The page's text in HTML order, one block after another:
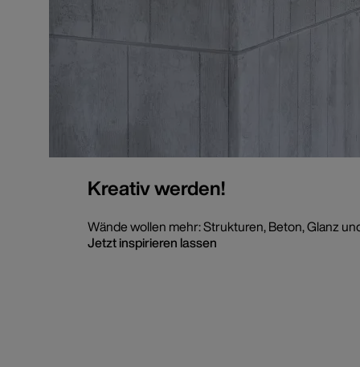
Kreativ werden!
Wände wollen mehr: Strukturen, Beton, Glanz
Jetzt inspirieren lassen